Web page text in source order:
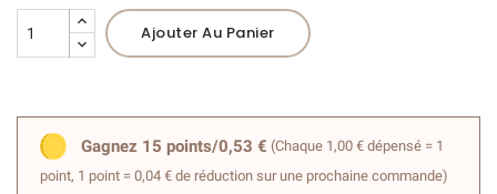
Ajouter Au Panier
Gagnez 15 points/0,53 € (Chaque 1,00 € dépensé = 1
point, 1 point = 0,04 € de réduction sur une prochaine commande)